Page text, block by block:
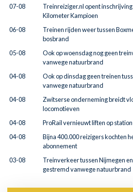
07-08
Treinreiziger.nl opent
Kilometer Kampioen
06-08
Treinen rijden weer tussen
bosbrand
05-08
Ook op woensdag nog geen
vanwege natuurbrand
04-08
Ook op dinsdag geen treinen
vanwege natuurbrand
04-08
Zwitserse onderneming breidt
locomotieven
04-08
ProRail vernieuwt liften op
04-08
Bijna 400.000 reizigers kochten
abonnement
03-08
Treinverkeer tussen Nijmegen
gestremd vanwege natuurbrand